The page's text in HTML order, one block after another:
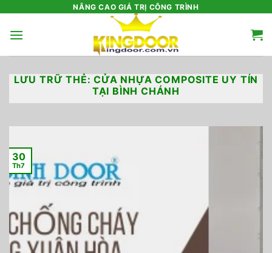
nội
NÂNG CAO GIÁ TRỊ CÔNG TRÌNH
LƯU TRỮ THẺ:CỬA NHỰA COMPOSITE UY TÍN
TẠI BÌNH CHÁNH
30
Th7